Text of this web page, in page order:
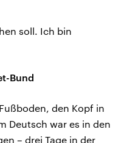
soll. Ich bin
Bund
den Kopf in
Deutsch war es in den
– drei Tage in der